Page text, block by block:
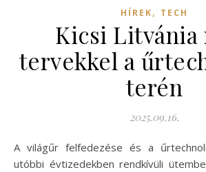
HÍREK, TECH
Kicsi Litvánia
tervekkel a
terén
2025.09.16.
A világűr felfedezése és a űrtechnológia fejlődése az
utóbbi évtizedekben rendkívüli